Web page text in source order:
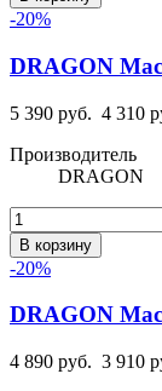
-20%
DRAGON
5 390 руб. 4 310
Производитель
DRAGON
В корзину
-20%
DRAGON
4 890 руб. 3 910